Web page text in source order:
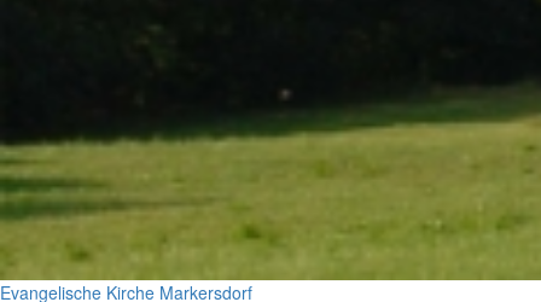
Evangelische Kirche Markersdorf